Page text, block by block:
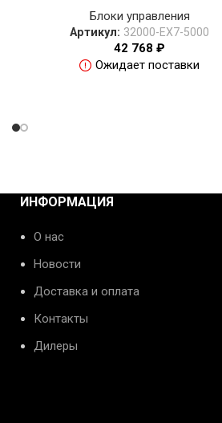
Блоки управления
Артикул: 32000-EX7-5000
42 768 ₽
Ожидает поставки
ИНФОРМАЦИЯ
О нас
Новости
Доставка и оплата
Контакты
Дилеры